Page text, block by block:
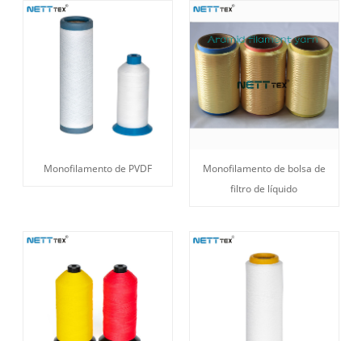
Monofilamento de PVDF
Monofilamento de bolsa de
filtro de líquido